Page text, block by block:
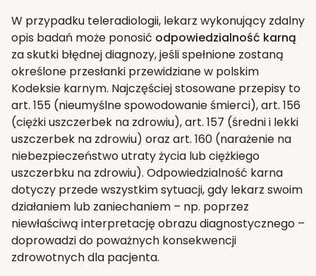
W przypadku teleradiologii, lekarz wykonujący zdalny
opis badań może ponosić odpowiedzialność karną
za skutki błędnej diagnozy, jeśli spełnione zostaną
określone przesłanki przewidziane w polskim
Kodeksie karnym. Najczęściej stosowane przepisy to
art. 155 (nieumyślne spowodowanie śmierci), art. 156
(ciężki uszczerbek na zdrowiu), art. 157 (średni i lekki
uszczerbek na zdrowiu) oraz art. 160 (narażenie na
niebezpieczeństwo utraty życia lub ciężkiego
uszczerbku na zdrowiu). Odpowiedzialność karna
dotyczy przede wszystkim sytuacji, gdy lekarz swoim
działaniem lub zaniechaniem – np. poprzez
niewłaściwą interpretację obrazu diagnostycznego –
doprowadzi do poważnych konsekwencji
zdrowotnych dla pacjenta.